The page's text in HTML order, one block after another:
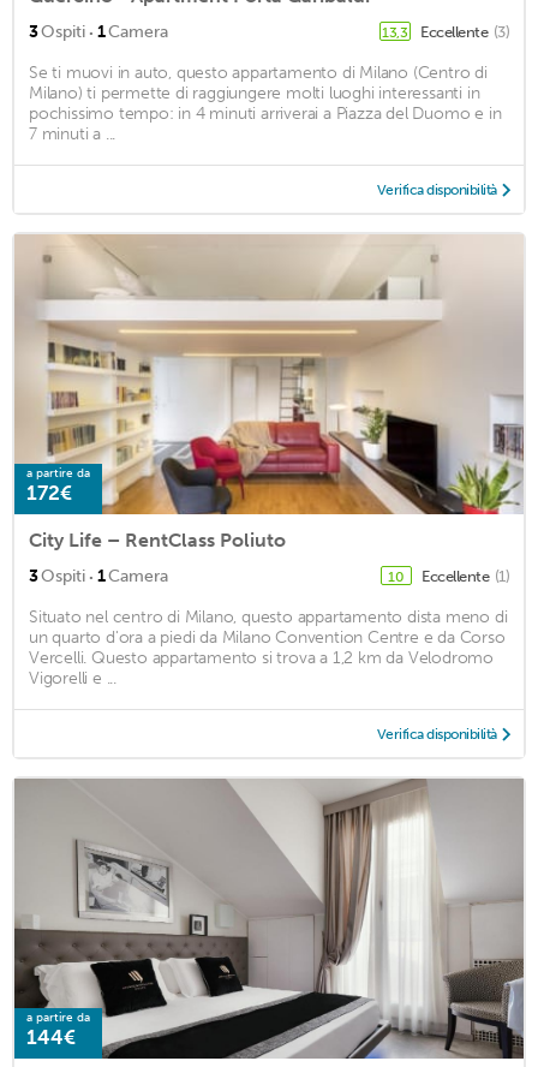
3Ospiti · 1Camera 13,3 Eccellente (3)
Se ti muovi in auto, questo appartamento di Milano (Centro di
Milano) ti permette di raggiungere molti luoghi interessanti in
pochissimo tempo: in 4 minuti arriverai a Piazza del Duomo e in
7 minuti a ...
Verifica disponibilità
a partire da
172€
City Life – RentClass Poliuto
3Ospiti · 1Camera 10 Eccellente (1)
Situato nel centro di Milano, questo appartamento dista meno di
un quarto d'ora a piedi da Milano Convention Centre e da Corso
Vercelli. Questo appartamento si trova a 1,2 km da Velodromo
Vigorelli e ...
Verifica disponibilità
a partire da
144€